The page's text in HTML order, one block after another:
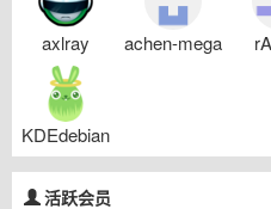
axlray achen-mega
KDEdebian
活跃会员